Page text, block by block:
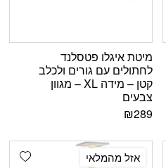
מיטת איגלו פטסלנד
לחתולים עם גורים ולכלב
קטן – מידה XL – מגוון
צבעים
₪289
Add
אזל מהמלאי